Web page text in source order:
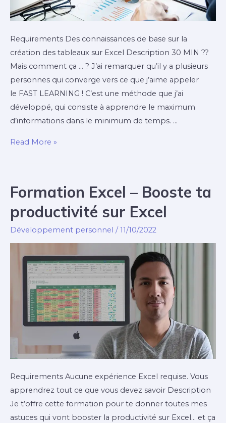
Requirements Des connaissances de base sur la
création des tableaux sur Excel Description 30 MIN ??
Mais comment ça … ? J’ai remarquer qu’il y a plusieurs
personnes qui converge vers ce que j’aime appeler
le FAST LEARNING ! C’est une méthode que j’ai
développé, qui consiste à apprendre le maximum
d’informations dans le minimum de temps. …
Read More »
Formation Excel – Booste ta
productivité sur Excel
Développement personnel /11/10/2022
Requirements Aucune expérience Excel requise. Vous
apprendrez tout ce que vous devez savoir Description
Je t’offre cette formation pour te donner toutes mes
astuces qui vont booster la productivité sur Excel… et ça